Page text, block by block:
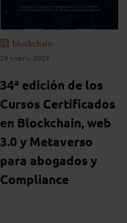
blockchain
29 enero, 2024
34ª edición de los
Cursos Certificados
en Blockchain, web
3.0 y Metaverso
para abogados y
Compliance